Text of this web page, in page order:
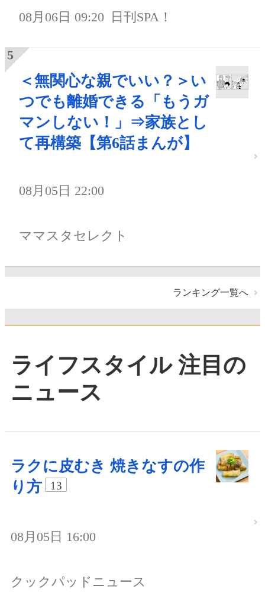
08月06日 09:20 日刊SPA！
＜無関心な親でいい？＞い
つでも離婚できる「もうガ
マンしない！」⇒家族とし
て再構築【第6話まんが】
08月05日 22:00
ママスタセレクト
ランキング一覧へ
ライフスタイル 注目の
ニュース
ラクに皮むき 焼きなすの作
り方
13
08月05日 16:00
クックパッドニュース